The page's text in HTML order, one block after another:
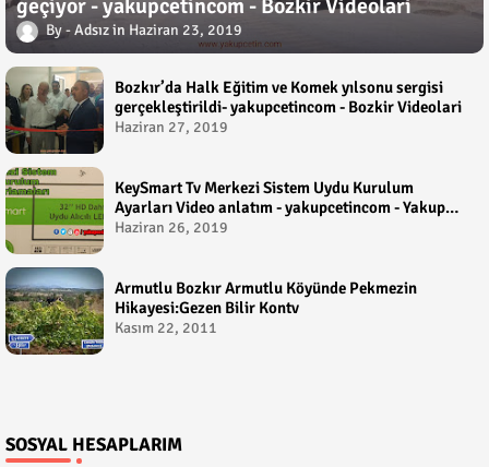
geçiyor - yakupcetincom - Bozkir Videolari
Adsız Haziran 23, 2019
Bozkır’da Halk Eğitim ve Komek yılsonu sergisi
gerçekleştirildi- yakupcetincom - Bozkir Videolari
Haziran 27, 2019
KeySmart Tv Merkezi Sistem Uydu Kurulum
Ayarları Video anlatım - yakupcetincom - Yakup
Çetin
Haziran 26, 2019
Armutlu Bozkır Armutlu Köyünde Pekmezin
Hikayesi:Gezen Bilir Kontv
Kasım 22, 2011
SOSYAL HESAPLARIM